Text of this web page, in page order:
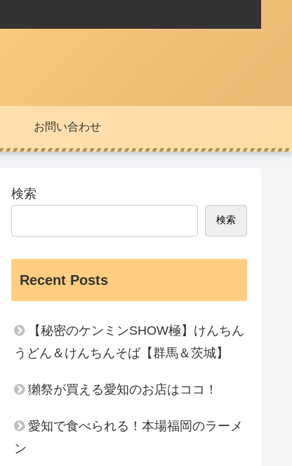
お問い合わせ
検索
検索
Recent Posts
【秘密のケンミンSHOW極】けんちん
うどん＆けんちんそば【群馬＆茨城】
獺祭が買える愛知のお店はココ！
愛知で食べられる！本場福岡のラーメ
ン